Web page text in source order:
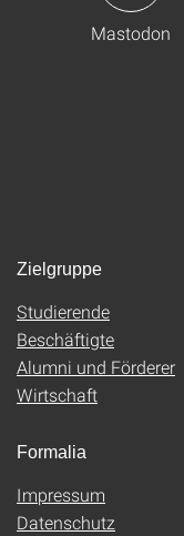
Mastodon
Zielgruppe
Studierende
Beschäftigte
Alumni und Förderer
Wirtschaft
Formalia
Impressum
Datenschutz